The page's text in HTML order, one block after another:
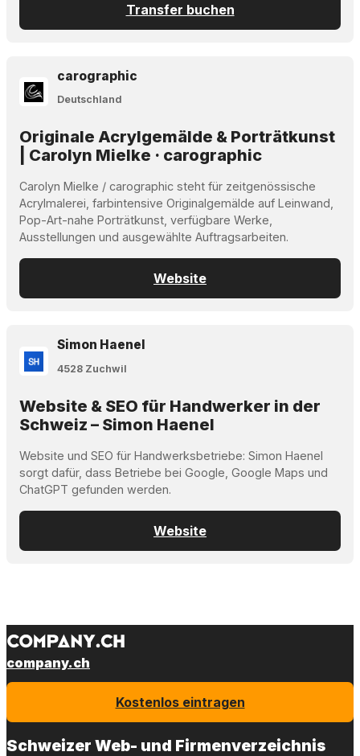
Transfer buchen
carographic
Deutschland
Originale Acrylgemälde & Porträtkunst
| Carolyn Mielke · carographic
Carolyn Mielke / carographic steht für zeitgenössische
Acrylmalerei, farbintensive Originalgemälde auf Leinwand,
Pop-Art-nahe Porträtkunst, verfügbare Werke,
Ausstellungen und ausgewählte Auftragsarbeiten.
Website
Simon Haenel
4528 Zuchwil
Website & SEO für Handwerker in der
Schweiz – Simon Haenel
Website und SEO für Handwerksbetriebe: Simon Haenel
sorgt dafür, dass Betriebe bei Google, Google Maps und
ChatGPT gefunden werden.
Website
company.ch
Kostenlos eintragen
Schweizer Web- und Firmenverzeichnis